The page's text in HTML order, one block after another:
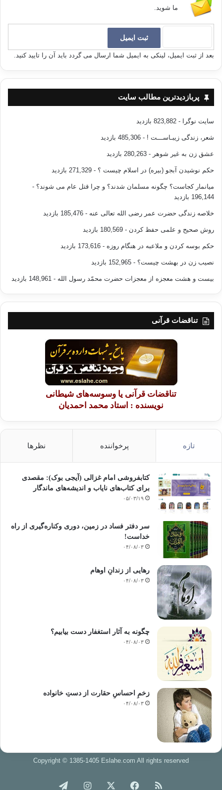
ما شوید.
بعد از ثبت ایمیل، لینکی به ایمیل شما ارسال می گردد باید آن را تایید کنید.
پربازدیدترین مطالب سایت
سایت نوگرا - 823,882 بازدید
شعر، زندگی زیبـاســـت ! - 485,306 بازدید
عشق زن به غیر شوهر - 280,263 بازدید
حکم نوشیدن آبجو (بیره) در اسلام چیست ؟ - 271,329 بازدید
میانمار کجاست؟ چگونه مسلمان شدند؟ و چرا قتل عام می شوند؟ -
196,144 بازدید
خلاصه زندگی حضرت عمر رضی الله تعالی عنه - 185,476 بازدید
روش صحیح و علمی حفظ کردن - 180,569 بازدید
حکم بوسه کردن و ملاعبه در هنگام روزه - 173,616 بازدید
نصیب زن در بهشت چیست؟ - 152,965 بازدید
بیست و هشت معجزه از معجزات حضرت محمّد رسول الله - 148,961 بازدید
تناقضات قرآنی
تناقضات قرآنی یا وسوسه‌های شیطانی
نویسنده : استاد محمد احمدیان
تازه پرخواننده نظرها
کتابفروشی امام غزالی (آیجی بوک): مقصدی
برای کتاب‌های نایاب و اندیشه‌های ماندگار
۰۵/۰۳/۱۹
سر دفتر فساد در زمین‌، دوری وکناره‌گیری از راه
خداست‌!
۰۴/۰۸/۰۳
رهایی از زندانِ اوهام
۰۴/۰۸/۰۳
چگونه به آثار استغفار دست بیابیم؟
۰۴/۰۸/۰۳
زخمِ احساسِ حقارت از دستِ خانواده
۰۴/۰۸/۰۳
Copyright © 1385-1405 Eslahe.com All rights reserved
خوراک فیس اینستاگرام